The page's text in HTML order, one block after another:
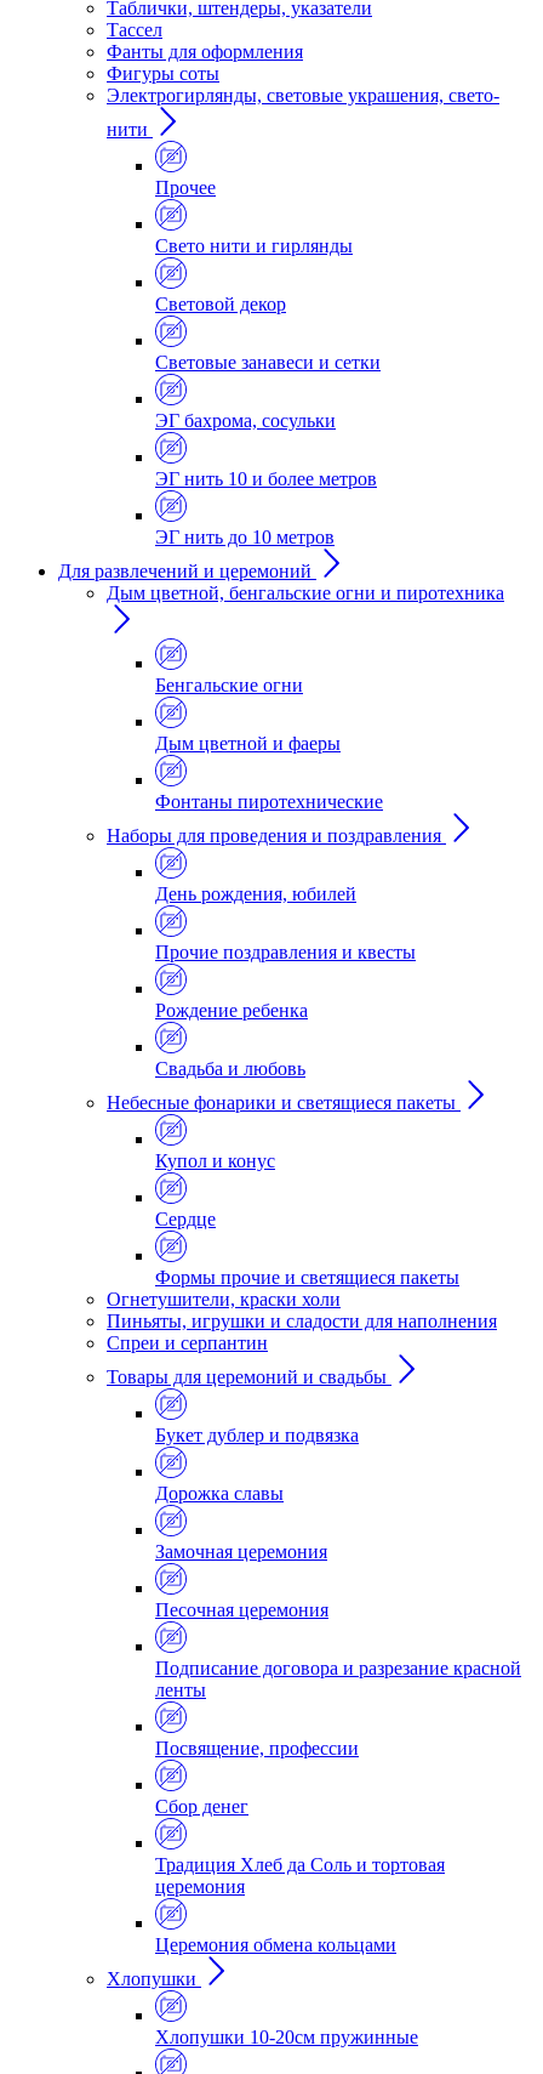
Таблички, штендеры, указатели
Тассел
Фанты для оформления
Фигуры соты
Электрогирлянды, световые украшения, свето-
нити
Прочее
Свето нити и гирлянды
Световой декор
Световые занавеси и сетки
ЭГ бахрома, сосульки
ЭГ нить 10 и более метров
ЭГ нить до 10 метров
Для развлечений и церемоний
Дым цветной, бенгальские огни и пиротехника
Бенгальские огни
Дым цветной и фаеры
Фонтаны пиротехнические
Наборы для проведения и поздравления
День рождения, юбилей
Прочие поздравления и квесты
Рождение ребенка
Свадьба и любовь
Небесные фонарики и светящиеся пакеты
Купол и конус
Сердце
Формы прочие и светящиеся пакеты
Огнетушители, краски холи
Пиньяты, игрушки и сладости для наполнения
Спреи и серпантин
Товары для церемоний и свадьбы
Букет дублер и подвязка
Дорожка славы
Замочная церемония
Песочная церемония
Подписание договора и разрезание красной
ленты
Посвящение, профессии
Сбор денег
Традиция Хлеб да Соль и тортовая
церемония
Церемония обмена кольцами
Хлопушки
Хлопушки 10-20см пружинные